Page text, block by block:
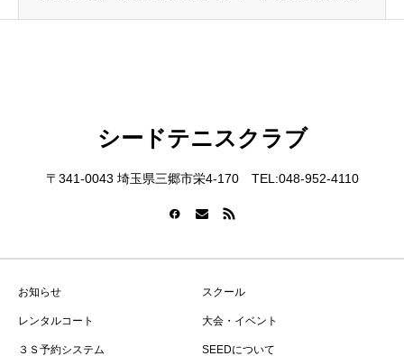
シードテニスクラブ
〒341-0043 埼玉県三郷市栄4-170 TEL:048-952-4110
お知らせ スクール
レンタルコート 大会・イベント
３Ｓ予約システム SEEDについて